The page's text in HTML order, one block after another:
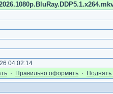
04:02:14
· Правильно оформить · Поднять